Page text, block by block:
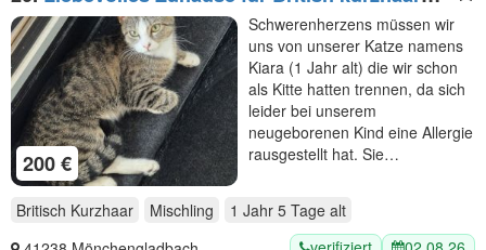
Kätzchen gesucht
200 €
Schwerenherzens müssen wir
uns von unserer Katze namens
Kiara (1 Jahr alt) die wir schon
als Kitte hatten trennen, da sich
leider bei unserem
neugeborenen Kind eine Allergie
rausgestellt hat. Sie…
Britisch Kurzhaar Mischling 1 Jahr 5 Tage alt